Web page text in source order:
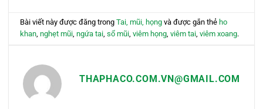
Bài viết này được đăng trongTai, mũi, họng và được gắn thẻ ho
khan,nghẹt mũi,ngứa tai,sổ mũi,viêm họng,viêm tai,viêm xoang.
THAPHACO.COM.VN@GMAIL.COM